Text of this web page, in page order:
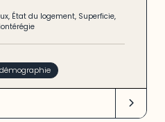
, État du logement, Superficie,